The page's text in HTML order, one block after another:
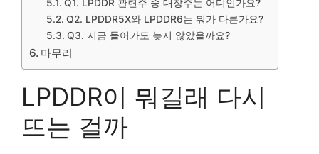
Q1. LPDDR 관련주 중 대장주는 어디인가요?
Q2. LPDDR5X와 LPDDR6는 뭐가 다른가요?
Q3. 지금 들어가도 늦지 않았을까요?
마무리
LPDDR이 뭐길래 다시
뜨는 걸까